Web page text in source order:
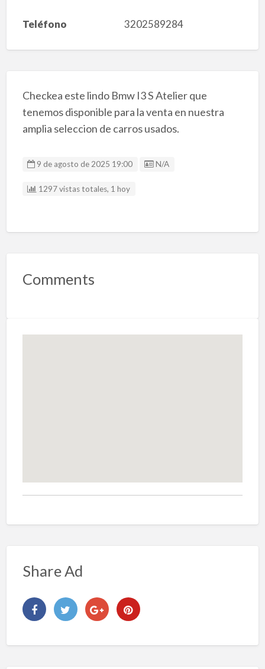
Teléfono 3202589284
Checkea este lindo Bmw I3 S Atelier que
tenemos disponible para la venta en nuestra
amplia seleccion de carros usados.
9 de agosto de 2025 19:00 Listing ID
N/A
1297 vistas totales, 1 hoy
Comments
Share Ad